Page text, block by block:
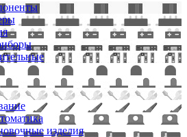
изделия